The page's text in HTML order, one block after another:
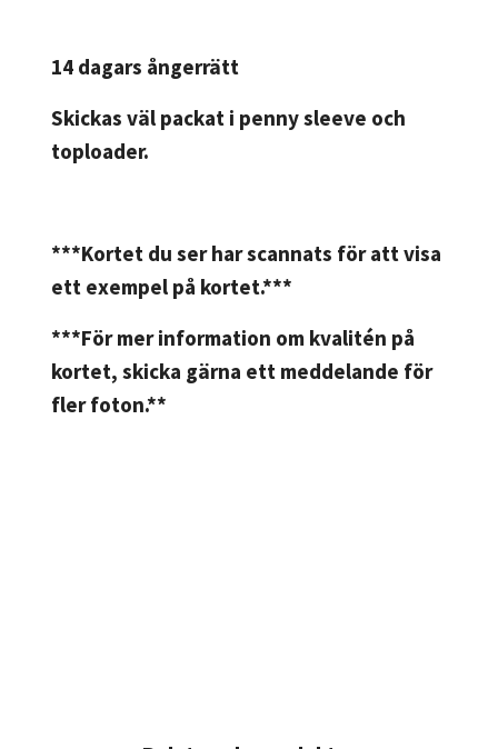
14 dagars ångerrätt
Skickas väl packat i penny sleeve och
toploader.
***Kortet du ser har scannats för att visa
ett exempel på kortet.***
***För mer information om kvalitén på
kortet, skicka gärna ett meddelande för
fler foton.**